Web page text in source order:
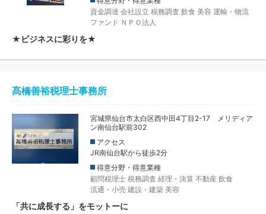
資金調達 会社設立 税務調査 飲食 美容 運輸・物流
ファンド ＮＰＯ法人
★ビジネスに彩りを★
髙橋善裕税理士事務所
宮城県仙台市太白区西中田4丁目2-17 メリディア
ン南仙台駅前302
アクセス
JR南仙台駅から徒歩2分
得意分野・得意業種
顧問税理士 税務調査 経理・決算 不動産 飲食
流通・小売 建設・建築 美容
「共に成長する」をモットーに